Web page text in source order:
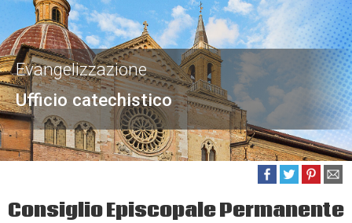
Ufficio catechistico
Evangelizzazione
Consiglio Episcopale Permanente